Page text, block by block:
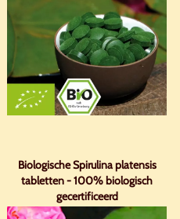
Biologische Spirulina platensis
tabletten - 100% biologisch
gecertificeerd